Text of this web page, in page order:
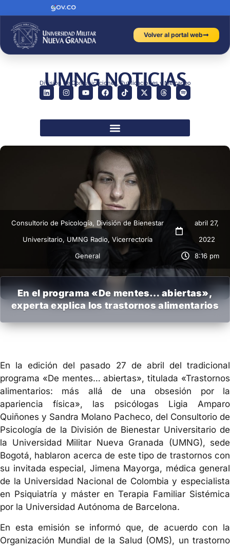
Volver al portal web
UMNG NOTICIAS
División de Comunicaciones, Publicaciones y Mercadeo
Consultorio de Psicología, División de Bienestar
Universitario, UMNG Radio,Vicerrectoría
General
abril 27,
2022
8:16 pm
En el programa «De mentes… abiertas»,
experta explicalos trastornos alimentarios
En la edición del pasado 27 de abril del tradicional
programa «De mentes… abiertas», titulada «Trastornos
alimentarios: más allá de una obsesión por la
apariencia física», las psicólogas Ligia Amparo
Quiñones y Sandra Molano Pacheco, del Consultorio de
Psicología de la División de Bienestar Universitario de
la Universidad Militar Nueva Granada (UMNG), sede
Bogotá, hablaron acerca de este tipo de trastornos con
su invitada especial, Jimena Mayorga, médica general
de la Universidad Nacional de Colombia y especialista
en Psiquiatría y máster en Terapia Familiar Sistémica
por la Universidad Autónoma de Barcelona.
En esta emisión se informó que, de acuerdo con la
Organización Mundial de la Salud (OMS), un trastorno